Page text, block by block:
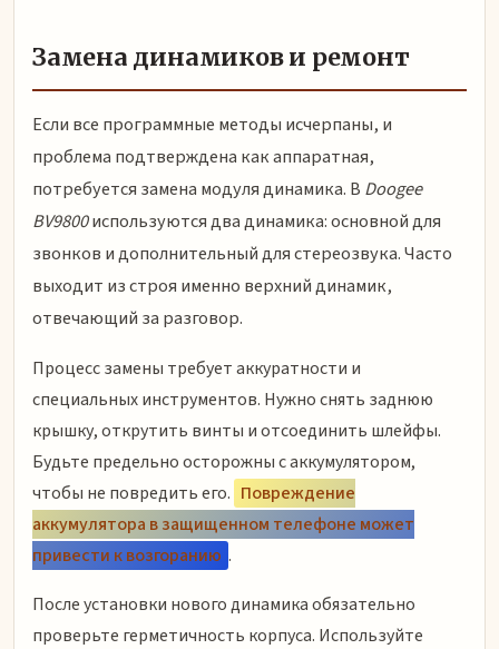
Замена динамиков и ремонт
Если все программные методы исчерпаны, и
проблема подтверждена как аппаратная,
потребуется замена модуля динамика. В Doogee
BV9800используются два динамика: основной для
звонков и дополнительный для стереозвука. Часто
выходит из строя именно верхний динамик,
отвечающий за разговор.
Процесс замены требует аккуратности и
специальных инструментов. Нужно снять заднюю
крышку, открутить винты и отсоединить шлейфы.
Будьте предельно осторожны с аккумулятором,
чтобы не повредить его. Повреждение
аккумулятора в защищенном телефоне может
привести к возгоранию .
После установки нового динамика обязательно
проверьте герметичность корпуса. Используйте